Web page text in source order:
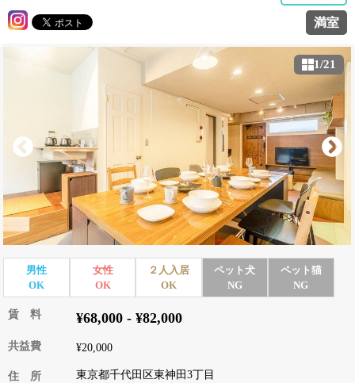
満室
1/21
男性
OK
女性
OK
２人入居
OK
ペット犬
NG
ペット猫
NG
賃 料 ¥68,000 - ¥82,000
共益費 ¥20,000
住 所 東京都千代田区東神田3丁目